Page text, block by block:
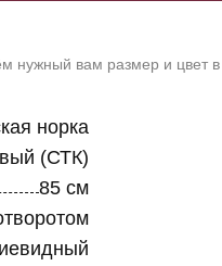
нужный вам размер и цвет
норка
(СТК)
85 см